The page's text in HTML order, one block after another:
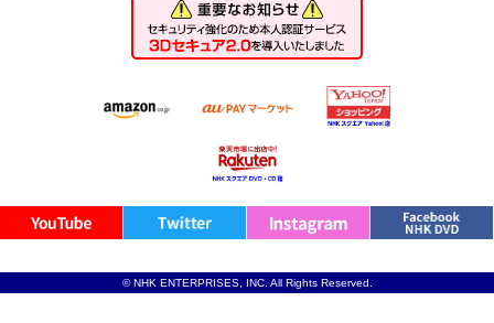
© NHK ENTERPRISES, INC. All Rights Reserved.